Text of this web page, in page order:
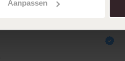
Aanpassen
Mooie kwaliteit.